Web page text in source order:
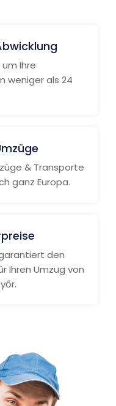
Ihre
weniger als 24
& Transporte
ganz Europa.
den
Ihren Umzug von